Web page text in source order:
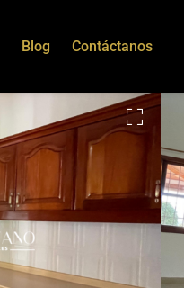
Blog Contáctanos